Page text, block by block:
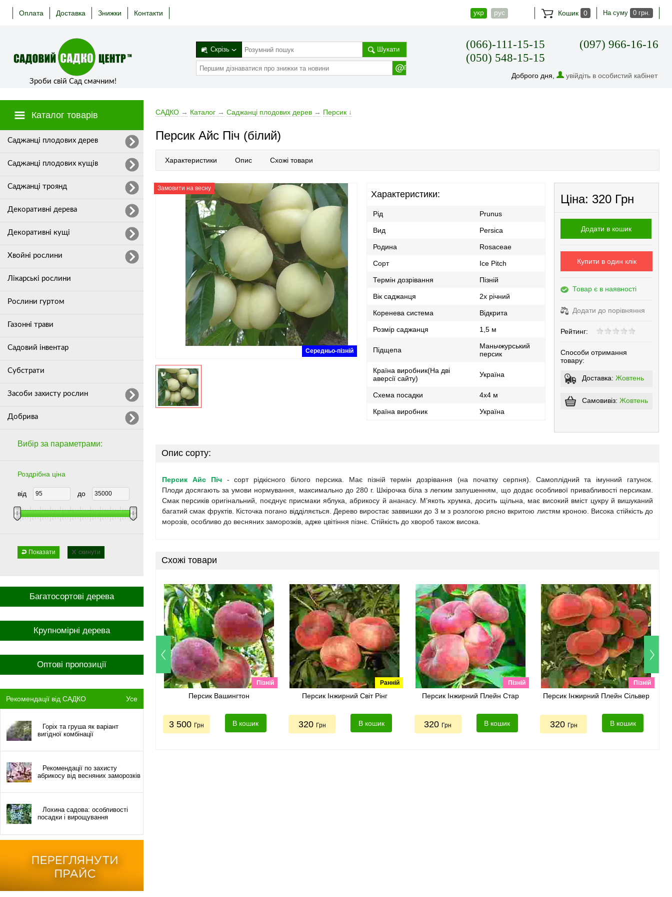
Оплата Доставка Знижки Контакти укр рус Кошик 0 На суму 0 грн.
Зроби свій Сад смачним!
Скрізь Шукати
(066)-111-15-15
(050) 548-15-15
(097) 966-16-16
Доброго дня, увійдіть в особистий кабінет
Каталог товарів
Cаджанці плодових дерев
Саджанці плодових кущів
Саджанці троянд
Декоративні дерева
Декоративні кущі
Хвойні рослини
Лікарські рослини
Рослини гуртом
Газонні трави
Садовий інвентар
Субстрати
Засоби захисту рослин
Добрива
Багатосортові дерева
Крупномірні дерева
Оптові пропозиції
Рекомендації від САДКО Усе
Горіх та груша як варіант
вигідної комбінації
Рекомендації по захисту
абрикосу від весняних заморозків
Лохина садова: особливості
посадки і вирощування
Вибір за параметрами:
Роздрібна ціна
від до
Показати скинути
САДКО → Каталог → Cаджанці плодових дерев → Персик ↓
Персик Айс Піч (білий)
Характеристики Опис Схожі товари
Замовити на весну
Середньо-пізній
Характеристики:
Рід Prunus
Вид Persica
Родина Rosaceae
Сорт Ice Pitch
Термін дозрівання Пізній
Вік саджанця 2х річний
Коренева система Відкрита
Розмір саджанця 1,5 м
Підщепа
Маньчжурський
персик
Країна виробник(На дві
аверсії сайту)
Україна
Схема посадки 4x4 м
Країна виробник Україна
Ціна: 320 Грн
Додати в кошик
Купити в один клік
Товар є в наявності
Додати до порівняння
Рейтинг:
Способи отримання
товару:
Доставка: Жовтень
Самовивіз: Жовтень
Опис сорту:
Персик Айс Піч
- сорт рідкісного білого персика. Має пізній термін дозрівання (на початку серпня). Самоплідний та імунний гатунок.
Плоди досягають за умови нормування, максимально до 280 г. Шкірочка біла з легким запушенням, що додає особливої привабливості персикам.
Смак персиків оригінальний, поєднує присмаки яблука, абрикосу й ананасу. М’якоть хрумка, досить щільна, має високий вміст цукру й вишуканий
багатий смак фруктів. Кісточка погано відділяється. Дерево виростає заввишки до 3 м з розлогою рясно вкритою листям кроною. Висока стійкість до
морозів, особливо до весняних заморозків, адже цвітіння пізнє. Стійкість до хвороб також висока.
Схожі товари
Пізній
Персик Вашингтон
3 500 Грн В кошик
Ранній
Персик Інжирний Світ Рінг
320 Грн В кошик
Пізній
Персик Інжирний Плейн Стар
320 Грн В кошик
Пізній
Персик Інжирний Плейн Сільвер
320 Грн В кошик